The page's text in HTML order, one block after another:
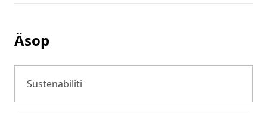
Äsop
Sustenabiliti